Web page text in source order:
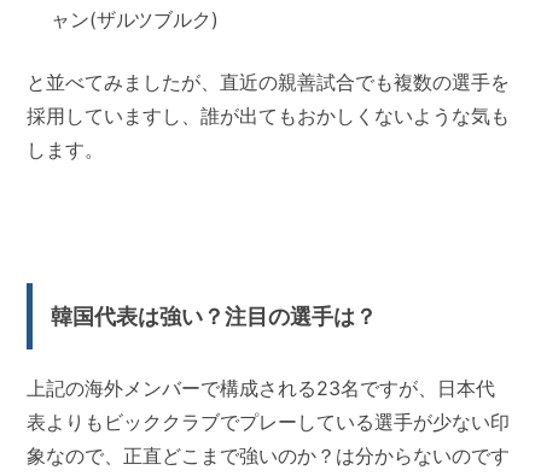
ャン(ザルツブルク)
と並べてみましたが、直近の親善試合でも複数の選手を
採用していますし、誰が出てもおかしくないような気も
します。
韓国代表は強い？注目の選手は？
上記の海外メンバーで構成される23名ですが、日本代
表よりもビッククラブでプレーしている選手が少ない印
象なので、正直どこまで強いのか？は分からないのです